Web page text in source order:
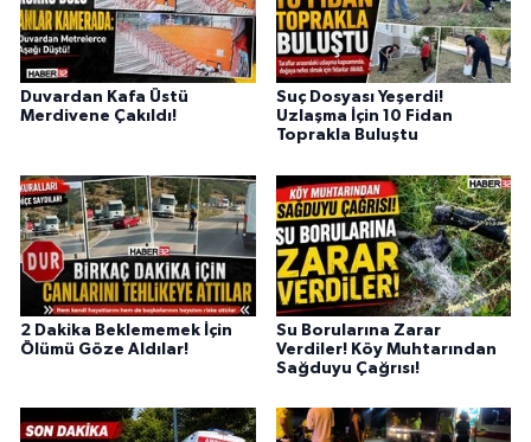
Duvardan Kafa Üstü
Merdivene Çakıldı!
Suç Dosyası Yeşerdi!
Uzlaşma İçin 10 Fidan
Toprakla Buluştu
2 Dakika Beklememek İçin
Ölümü Göze Aldılar!
Su Borularına Zarar
Verdiler! Köy Muhtarından
Sağduyu Çağrısı!